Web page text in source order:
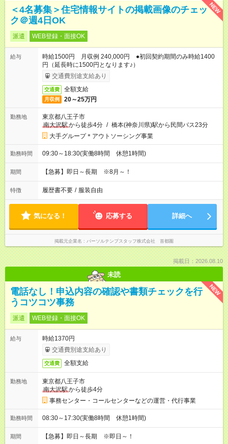
NEW
＜4名募集＞住宅情報サイトの掲載画像のチェッ
ク＠週4日OK
派遣 WEB登録・面接OK
給与
時給1500円 月収例 240,000円 ●初回契約期間のみ時給1400
円（延長時に1500円となります♪）
交通費別途支給あり
交通費 全額支給
月収例 20～25万円
勤務地
東京都八王子市
南大沢駅から徒歩4分 / 橋本(神奈川県)駅から民間バス23分
大手グループ＊アウトソーシング事業
勤務時間 09:30～18:30(実働8時間 休憩1時間)
期間 【急募】即日～長期 ※8月～！
特徴 履歴書不要 / 服装自由
気になる！ 応募する 詳細へ
掲載元企業名 パーソルテンプスタッフ株式会社 首都圏
掲載日：2026.08.10
未読
NEW
電話なし！申込内容の確認や書類チェックを行
うコツコツ事務
派遣 WEB登録・面接OK
給与
時給1370円
交通費別途支給あり
交通費 全額支給
勤務地
東京都八王子市
南大沢駅から徒歩4分
事務センター・コールセンターなどの運営・代行事業
勤務時間 08:30～17:30(実働8時間 休憩1時間)
期間 【急募】即日～長期 ※即日～！